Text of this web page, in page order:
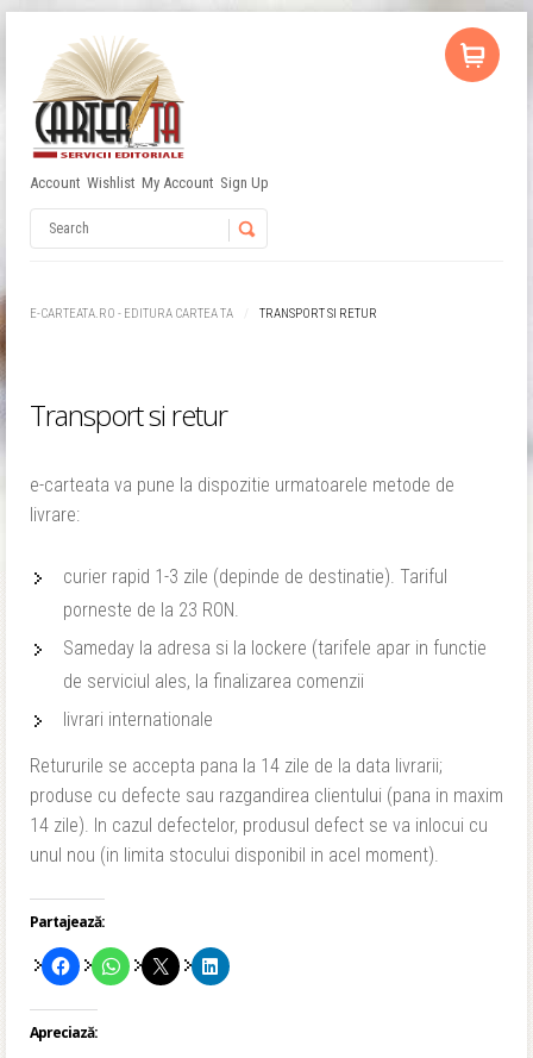
Account Wishlist My Account Sign Up
E-CARTEATA.RO - EDITURA CARTEA TA TRANSPORT SI RETUR
Transport si retur
e-carteata va pune la dispozitie urmatoarele metode de
livrare:
curier rapid 1-3 zile (depinde de destinatie). Tariful
porneste de la 23 RON.
Sameday la adresa si la lockere (tarifele apar in functie
de serviciul ales, la finalizarea comenzii
livrari internationale
Retururile se accepta pana la 14 zile de la data livrarii;
produse cu defecte sau razgandirea clientului (pana in maxim
14 zile). In cazul defectelor, produsul defect se va inlocui cu
unul nou (in limita stocului disponibil in acel moment).
Partajează:
Apreciază: